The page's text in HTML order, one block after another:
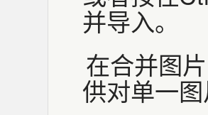
并导入。
在合并图
供对单一